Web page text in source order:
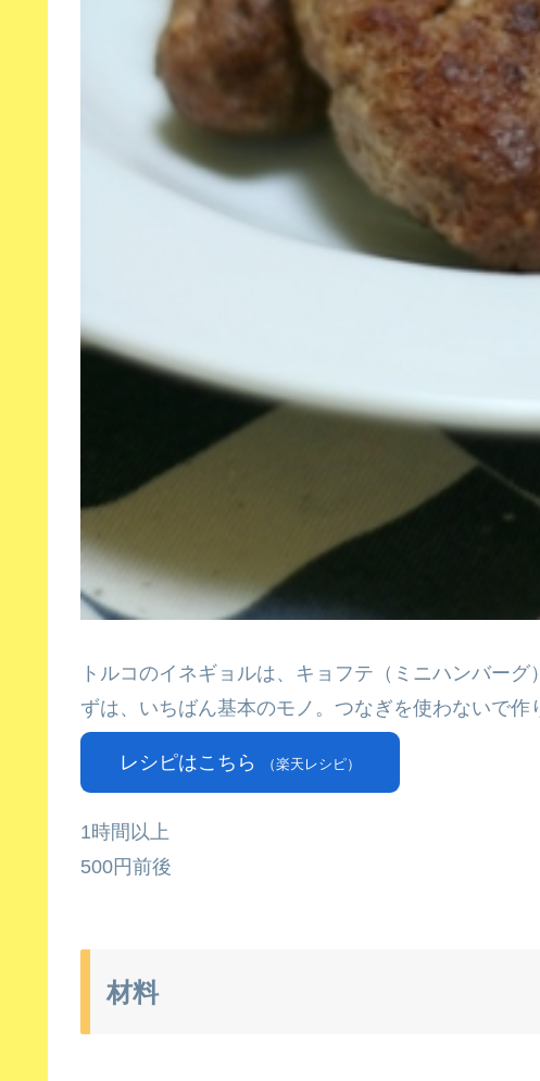
トルコのイネギョルは、キョフテ（ミニハンバー
ずは、いちばん基本のモノ。つなぎを使わないで作
レシピはこちら （楽天レシピ）
1時間以上
500円前後
材料